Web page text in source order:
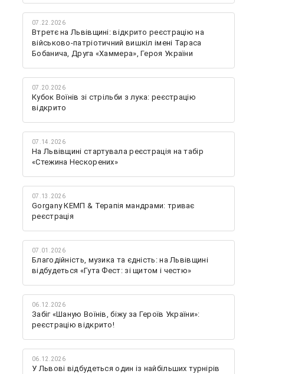
07.22.2026
Втретє на Львівщині: відкрито реєстрацію на
військово-патріотичний вишкіл імені Тараса
Бобанича, Друга «Хаммера», Героя України
07.20.2026
Кубок Воїнів зі стрільби з лука: реєстрацію
відкрито
07.14.2026
На Львівщині стартувала реєстрація на табір
«Стежина Нескорених»
07.13.2026
Gorgany КЕМП & Терапія мандрами: триває
реєстрація
07.01.2026
Благодійність, музика та єдність: на Львівщині
відбудеться «Гута Фест: зі щитом і честю»
06.12.2026
Забіг «Шаную Воїнів, біжу за Героїв України»:
реєстрацію відкрито!
06.12.2026
У Львові відбудеться один із найбільших турнірів